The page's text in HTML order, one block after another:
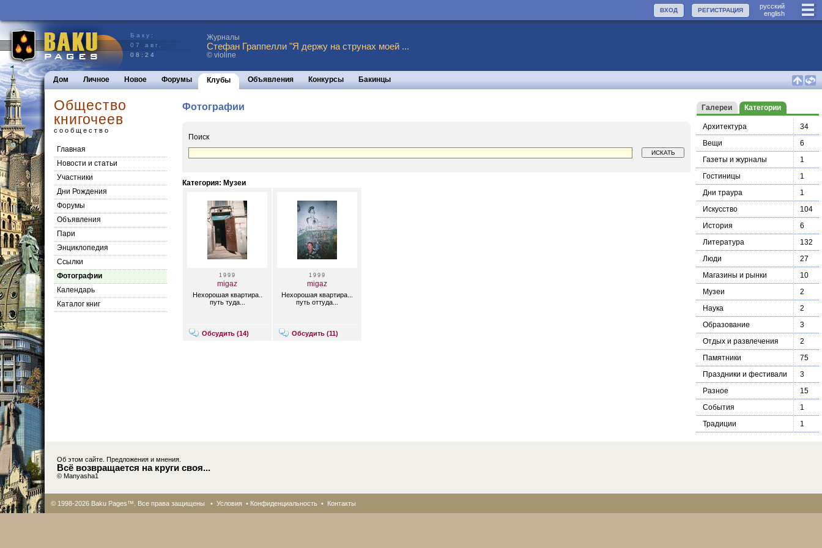
руccкий
english
РЕГИСТРАЦИЯ
ВХОД
Баку:
07 авг.
08:24
Журналы
Стефан Граппелли "Я держу на струнах моей ...
© violine
Дом Личное Новое Форумы Клубы Объявления Конкурсы Бакинцы
Общество
книгочеев
сообщество
Главная
Новости и статьи
Участники
Дни Рождения
Форумы
Объявления
Пари
Энциклопедия
Cсылки
Фотографии
Календарь
Каталог книг
Галереи Категории
Архитектура
34
Вещи
6
Газеты и журналы
1
Гостиницы
1
Дни траура
1
Искусство
104
История
6
Литература
132
Люди
27
Магазины и рынки
10
Музеи
2
Наука
2
Образование
3
Отдых и развлечения
2
Памятники
75
Праздники и фестивали
3
Разное
15
События
1
Традиции
1
Фотографии
Поиск
Категория: Музеи
1999
migaz
Нехорошая квартира..
путь туда...
Обсудить (14)
1999
migaz
Нехорошая квартира...
путь оттуда...
Обсудить (11)
Об этом сайте. Предложения и мнения.
Всё возвращается на круги своя...
© Manyasha1
© 1998-2026 Baku Pages™. Все права защищены • Условия • Конфиденциальность • Контакты